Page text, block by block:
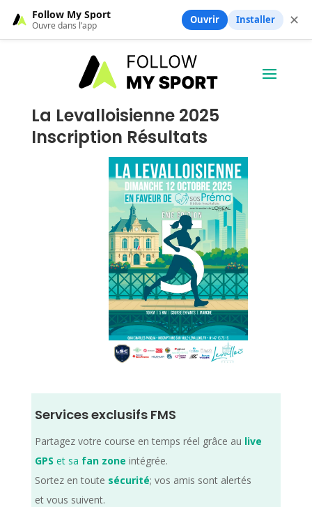
La Levalloisienne 2025
Inscription Résultats
Services exclusifs FMS
Partagez votre course en temps réel grâce au live
GPS et sa fan zone intégrée.
Sortez en toute sécurité; vos amis sont alertés
et vous suivent.
Follow My Sport
Ouvre dans l’app Ouvrir Installer ✕